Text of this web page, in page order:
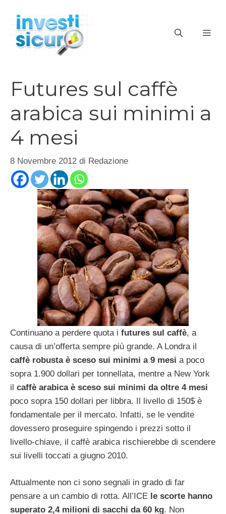
contenuto
Futures sul caffè
arabica sui minimi a
4 mesi
8 Novembre 2012 di Redazione
Continuano a perdere quota i futures sul caffè, a
causa di un’offerta sempre più grande. A Londra il
caffè robusta è sceso sui minimi a 9 mesi a poco
sopra 1.900 dollari per tonnellata, mentre a New York
il caffè arabica è sceso sui minimi da oltre 4 mesi
poco sopra 150 dollari per libbra. Il livello di 150$ è
fondamentale per il mercato. Infatti, se le vendite
dovessero proseguire spingendo i prezzi sotto il
livello-chiave, il caffè arabica rischierebbe di scendere
sui livelli toccati a giugno 2010.
Attualmente non ci sono segnali in grado di far
pensare a un cambio di rotta. All’ICE le scorte hanno
superato 2,4 milioni di sacchi da 60 kg. Non